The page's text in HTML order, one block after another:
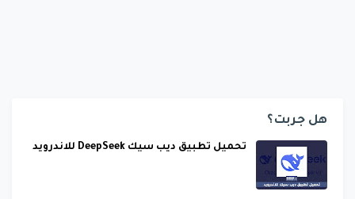
هل جربت؟
تحميل تطبيق ديب سيك DeepSeek للاندرويد